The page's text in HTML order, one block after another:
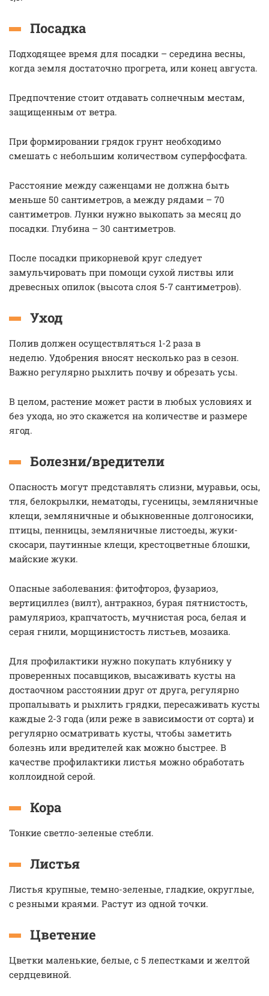
Посадка
Подходящее время для посадки – середина весны,
когда земля достаточно прогрета, или конец августа.
Предпочтение стоит отдавать солнечным местам,
защищенным от ветра.
При формировании грядок грунт необходимо
смешать с небольшим количеством суперфосфата.
Расстояние между саженцами не должна быть
меньше 50 сантиметров, а между рядами – 70
сантиметров. Лунки нужно выкопать за месяц до
посадки. Глубина – 30 сантиметров.
После посадки прикорневой круг следует
замульчировать при помощи сухой листвы или
древесных опилок (высота слоя 5-7 сантиметров).
Уход
Полив должен осуществляться 1-2 раза в
неделю. Удобрения вносят несколько раз в сезон.
Важно регулярно рыхлить почву и обрезать усы.
В целом, растение может расти в любых условиях и
без ухода, но это скажется на количестве и размере
ягод.
Болезни/вредители
Опасность могут представлять слизни, муравьи, осы,
тля, белокрылки, нематоды, гусеницы, земляничные
клещи, земляничные и обыкновенные долгоносики,
птицы, пенницы, земляничные листоеды, жуки-
скосари, паутинные клещи, крестоцветные блошки,
майские жуки.
Опасные заболевания: фитофтороз, фузариоз,
вертициллез (вилт), антракноз, бурая пятнистость,
рамуляриоз, крапчатость, мучнистая роса, белая и
серая гнили, морщинистость листьев, мозаика.
Для профилактики нужно покупать клубнику у
проверенных посавщиков, высаживать кусты на
достаочном расстоянии друг от друга, регулярно
пропалывать и рыхлить грядки, пересаживать кусты
каждые 2-3 года (или реже в зависимости от сорта) и
регулярно осматривать кусты, чтобы заметить
болезнь или вредителей как можно быстрее. В
качестве профилактики листья можно обработать
коллоидной серой.
Кора
Тонкие светло-зеленые стебли.
Листья
Листья крупные, темно-зеленые, гладкие, округлые,
с резными краями. Растут из одной точки.
Цветение
Цветки маленькие, белые, с 5 лепестками и желтой
сердцевиной.